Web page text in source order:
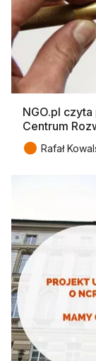
NGO.pl
Centrum
● Rafał